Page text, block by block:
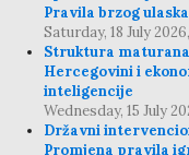
Pravila brzog ulaska
Saturday, 18 July
Struktura
Hercegovini i
inteligencije
Wednesday, 15 July
Državni
Promjena pravila